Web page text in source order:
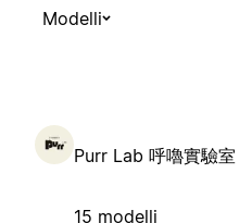
Modelli
Purr Lab 呼嚕實驗室
15 modelli